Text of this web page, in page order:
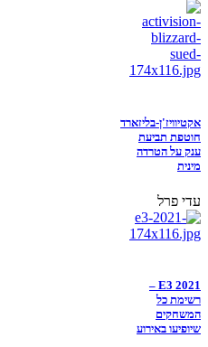
אקטיוויז'ן-בליזארד
חוטפת תביעת
ענק על הטרדה
מינית
עדי פרל
E3 2021 –
רשימת כל
המשחקים
שיופיעו באירוע